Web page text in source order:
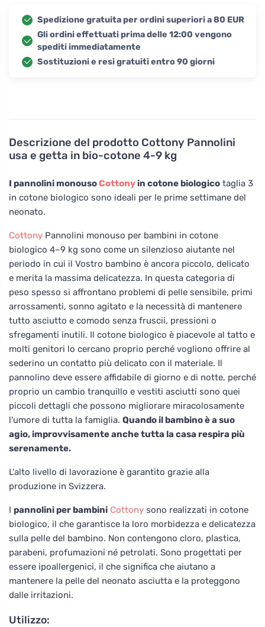
Descrizione del prodotto Cottony Pannolini
usa e getta in bio-cotone 4-9 kg
I pannolini monousoCottony in cotone biologico taglia 3
in cotone biologico sono ideali per le prime settimane del
neonato.
Cottony Pannolini monouso per bambini in cotone
biologico 4–9 kg sono come un silenzioso aiutante nel
periodo in cui il Vostro bambino è ancora piccolo, delicato
e merita la massima delicatezza. In questa categoria di
peso spesso si affrontano problemi di pelle sensibile, primi
arrossamenti, sonno agitato e la necessità di mantenere
tutto asciutto e comodo senza fruscii, pressioni o
sfregamenti inutili. Il cotone biologico è piacevole al tatto e
molti genitori lo cercano proprio perché vogliono offrire al
sederino un contatto più delicato con il materiale. Il
pannolino deve essere affidabile di giorno e di notte, perché
proprio un cambio tranquillo e vestiti asciutti sono quei
piccoli dettagli che possono migliorare miracolosamente
l'umore di tutta la famiglia. Quando il bambino è a suo
agio, improvvisamente anche tutta la casa respira più
serenamente.
L'alto livello di lavorazione è garantito grazie alla
produzione in Svizzera.
I pannolini per bambini Cottony sono realizzati in cotone
biologico, il che garantisce la loro morbidezza e delicatezza
sulla pelle del bambino. Non contengono cloro, plastica,
parabeni, profumazioni né petrolati. Sono progettati per
essere ipoallergenici, il che significa che aiutano a
mantenere la pelle del neonato asciutta e la proteggono
dalle irritazioni.
Utilizzo:
Spedizione gratuita per ordini superiori a 80 EUR
Gli ordini effettuati prima delle 12:00 vengono
spediti immediatamente
Sostituzioni e resi gratuiti entro 90 giorni